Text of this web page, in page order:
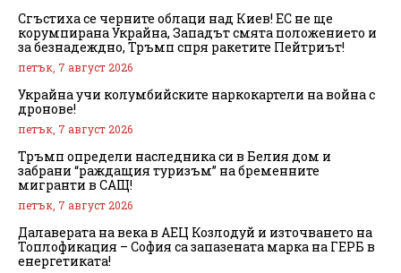
Сгъстиха се черните облаци над Киев! ЕС не ще
корумпирана Украйна, Западът смята положението и
за безнадеждно, Тръмп спря ракетите Пейтриът!
петък, 7 август 2026
Украйна учи колумбийските наркокартели на война с
дронове!
петък, 7 август 2026
Тръмп определи наследника си в Белия дом и
забрани “раждащия туризъм” на бременните
мигранти в САЩ!
петък, 7 август 2026
Далаверата на века в АЕЦ Козлодуй и източването на
Топлофикация – София са запазената марка на ГЕРБ в
енергетиката!